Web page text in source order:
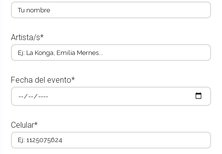
Artista/s*
Fecha del evento*
Celular*